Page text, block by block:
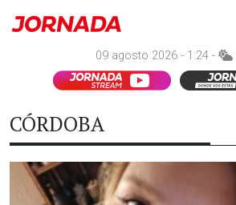
09 agosto 2026 - 1:24 -
CÓRDOBA